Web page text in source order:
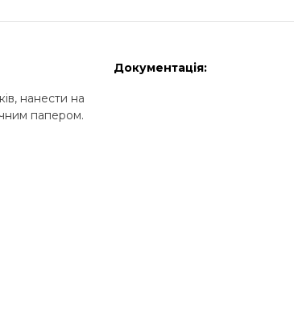
нанести на
папером.
Документація: